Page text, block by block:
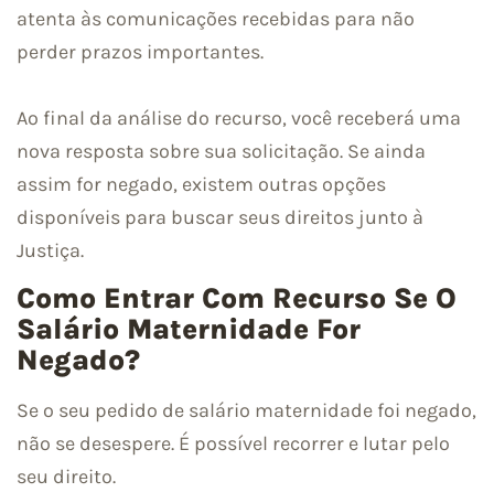
atenta às comunicações recebidas para não
perder prazos importantes.
Ao final da análise do recurso, você receberá uma
nova resposta sobre sua solicitação. Se ainda
assim for negado, existem outras opções
disponíveis para buscar seus direitos junto à
Justiça.
Como Entrar Com Recurso Se O
Salário Maternidade For
Negado?
Se o seu pedido de salário maternidade foi negado,
não se desespere. É possível recorrer e lutar pelo
seu direito.